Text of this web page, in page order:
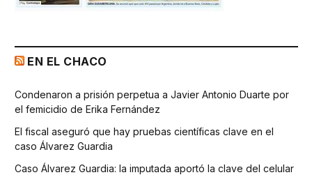
EN EL CHACO
Condenaron a prisión perpetua a Javier Antonio Duarte por
el femicidio de Erika Fernández
El fiscal aseguró que hay pruebas científicas clave en el
caso Álvarez Guardia
Caso Álvarez Guardia: la imputada aportó la clave del celular